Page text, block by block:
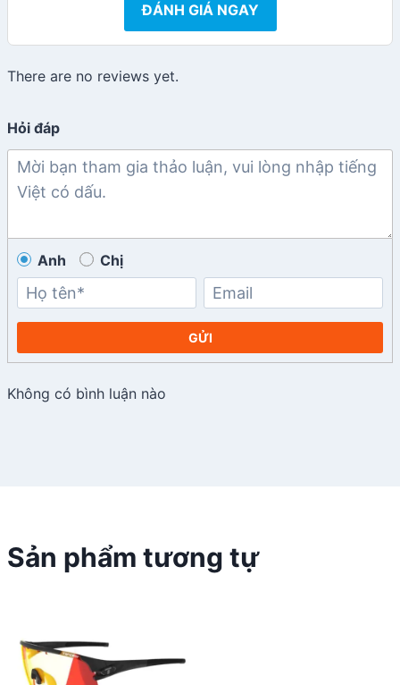
ĐÁNH GIÁ NGAY
There are no reviews yet.
Hỏi đáp
Anh Chị
GỬI
Không có bình luận nào
Sản phẩm tương tự